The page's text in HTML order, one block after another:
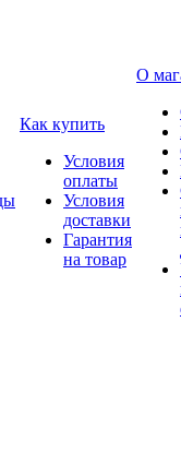
Как купить
Условия
оплаты
Условия
доставки
Гарантия
на товар
О